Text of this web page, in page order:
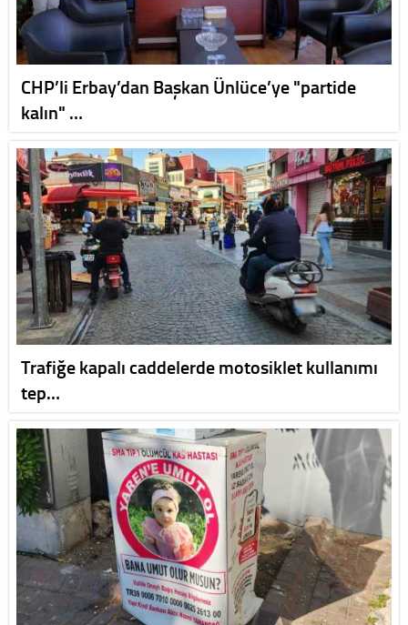
CHP’li Erbay’dan Başkan Ünlüce’ye "partide
kalın" …
Trafiğe kapalı caddelerde motosiklet kullanımı
tep…